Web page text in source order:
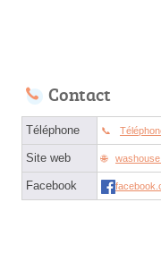
Contact
Téléphone
Site web
Facebook